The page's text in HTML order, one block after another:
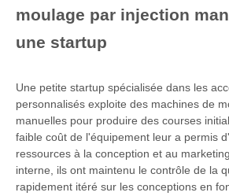
moulage par injection
une startup
Une petite startup spécialisée dans les
personnalisés exploite des machines de
manuelles pour produire des courses
faible coût de l'équipement leur a permis
ressources à la conception et au
interne, ils ont maintenu le contrôle de la
rapidement itéré sur les conceptions en